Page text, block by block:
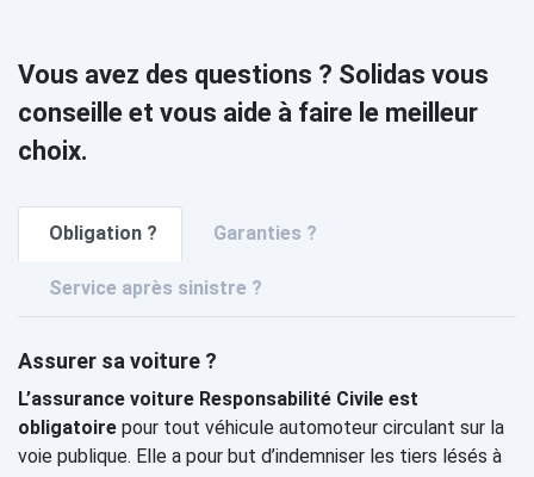
Vous avez des questions ? Solidas vous
conseille et vous aide à faire le meilleur
choix.
Obligation ? Garanties ?
Service après sinistre ?
Assurer sa voiture ?
L’assurance voiture Responsabilité Civile est
obligatoire pour tout véhicule automoteur circulant sur la
voie publique. Elle a pour but d’indemniser les tiers lésés à